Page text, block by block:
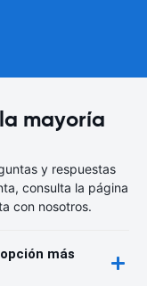
mayoría
y respuestas
consulta la página
con nosotros.
más